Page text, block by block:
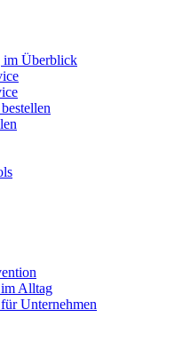
im Überblick
Alltag
Unternehmen